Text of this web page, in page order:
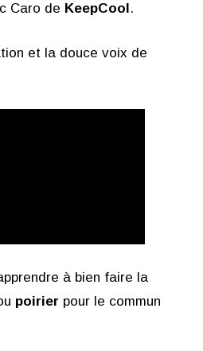
Caro de KeepCool .
et la douce voix de
à bien faire la
poirier pour le commun